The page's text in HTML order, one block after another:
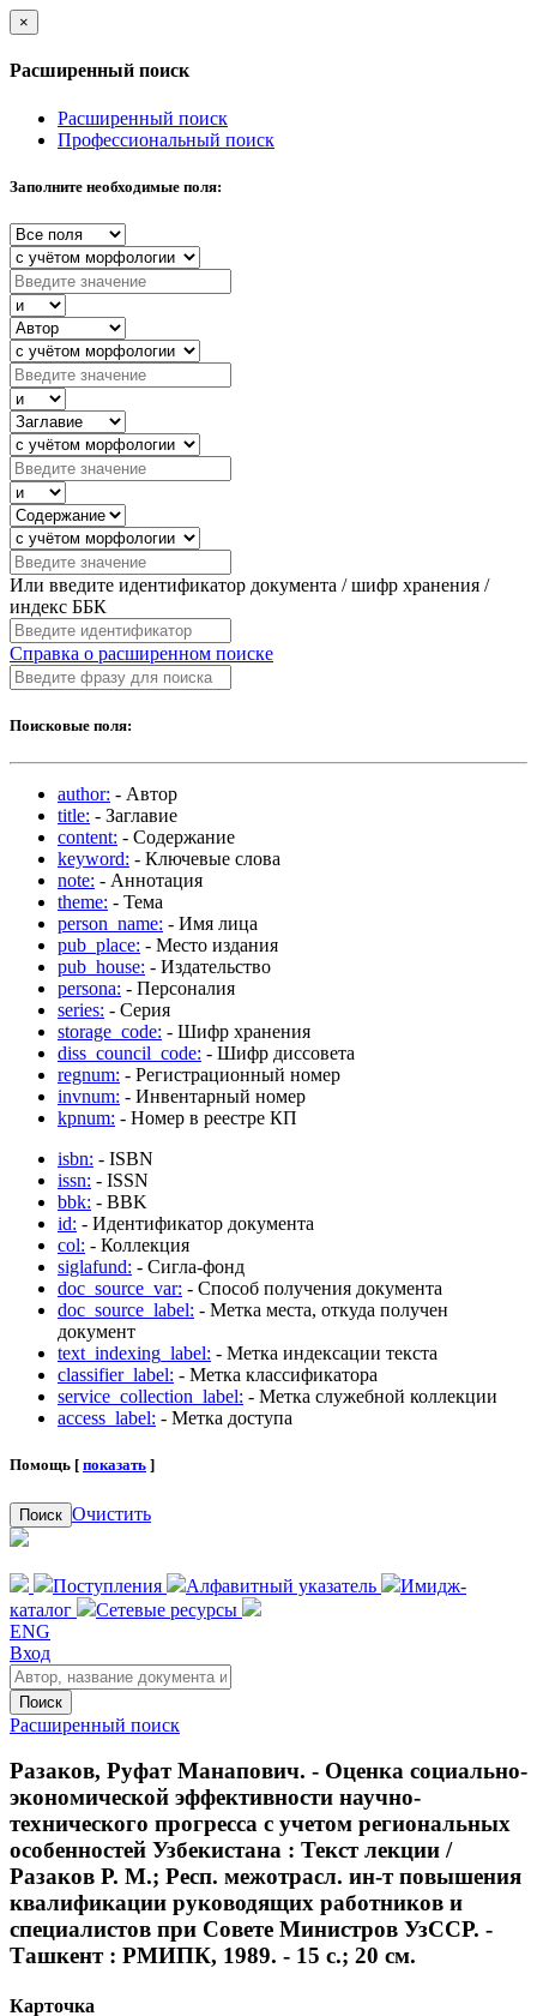
×
Расширенный поиск
Расширенный поиск
Профессиональный поиск
Заполните необходимые поля:
Или введите идентификатор документа / шифр хранения /
индекс ББК
Справка о расширенном поиске
Поисковые поля:
author: - Автор
title: - Заглавие
content: - Содержание
keyword: - Ключевые слова
note: - Аннотация
theme: - Тема
person_name: - Имя лица
pub_place: - Место издания
pub_house: - Издательство
persona: - Персоналия
series: - Серия
storage_code: - Шифр хранения
diss_council_code: - Шифр диссовета
regnum: - Регистрационный номер
invnum: - Инвентарный номер
kpnum: - Номер в реестре КП
isbn: - ISBN
issn: - ISSN
bbk: - BBK
id: - Идентификатор документа
col: - Коллекция
siglafund: - Сигла-фонд
doc_source_var: - Способ получения документа
doc_source_label: - Метка места, откуда получен
документ
text_indexing_label: - Метка индексации текста
classifier_label: - Метка классификатора
service_collection_label: - Метка служебной коллекции
access_label: - Метка доступа
Помощь [ показать ]
Поиск Очистить
Поступления Алфавитный указатель
Имидж-
каталог
Сетевые ресурсы
ENG
Вход
Поиск
Расширенный поиск
Разаков, Руфат Манапович. - Оценка социально-
экономической эффективности научно-
технического прогресса с учетом региональных
особенностей Узбекистана : Текст лекции /
Разаков Р. М.; Респ. межотрасл. ин-т повышения
квалификации руководящих работников и
специалистов при Совете Министров УзССР. -
Ташкент : РМИПК, 1989. - 15 с.; 20 см.
Карточка